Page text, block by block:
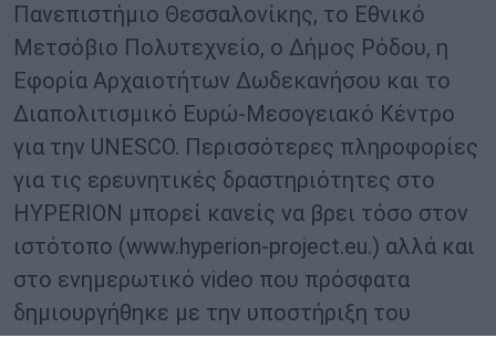
Πανεπιστήμιο Θεσσαλονίκης, το Εθνικό
Μετσόβιο Πολυτεχνείο, ο Δήμος Ρόδου, η
Εφορία Αρχαιοτήτων Δωδεκανήσου και το
Διαπολιτισμικό Ευρώ-Μεσογειακό Κέντρο
για την UNESCO. Περισσότερες πληροφορίες
για τις ερευνητικές δραστηριότητες στο
ΗΥΡΕRION μπορεί κανείς να βρει τόσο στον
ιστότοπο (www.hyperion-project.eu.) αλλά και
στο ενημερωτικό video που πρόσφατα
δημιουργήθηκε με την υποστήριξη του